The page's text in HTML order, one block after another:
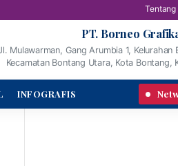
Tentang
PT. Borneo
Mulawarman, Gang Arumbia 1, Kelurahan
Kecamatan Bontang Utara, Kota Bontang,
INFOGRAFIS